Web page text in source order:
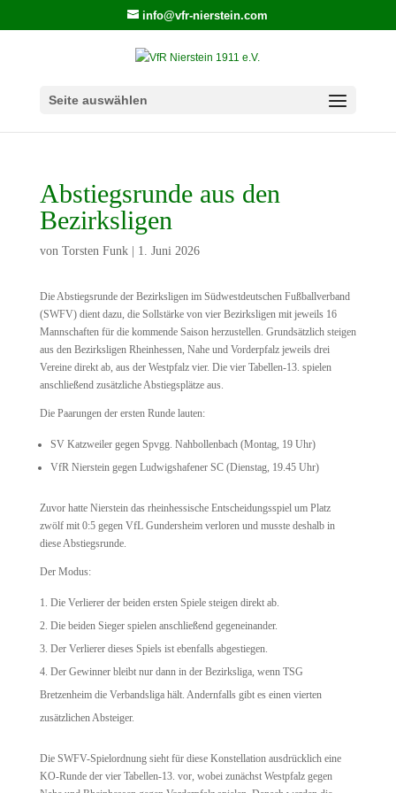
info@vfr-nierstein.com
Seite auswählen
Abstiegsrunde aus den
Bezirksligen
von Torsten Funk| 1. Juni 2026
Die Abstiegsrunde der Bezirksligen im Südwestdeutschen Fußballverband
(SWFV) dient dazu, die Sollstärke von vier Bezirksligen mit jeweils 16
Mannschaften für die kommende Saison herzustellen. Grundsätzlich steigen
aus den Bezirksligen Rheinhessen, Nahe und Vorderpfalz jeweils drei
Vereine direkt ab, aus der Westpfalz vier. Die vier Tabellen-13. spielen
anschließend zusätzliche Abstiegsplätze aus.
Die Paarungen der ersten Runde lauten:
SV Katzweilergegen Spvgg. Nahbollenbach(Montag, 19 Uhr)
VfR Niersteingegen Ludwigshafener SC(Dienstag, 19.45 Uhr)
Zuvor hatte Nierstein das rheinhessische Entscheidungsspiel um Platz
zwölf mit 0:5 gegen VfL Gundersheimverloren und musste deshalb in
diese Abstiegsrunde.
Der Modus:
Die Verlierer der beiden ersten Spiele steigen direkt ab.
Die beiden Sieger spielen anschließend gegeneinander.
Der Verlierer dieses Spiels ist ebenfalls abgestiegen.
Der Gewinner bleibt nur dann in der Bezirksliga, wenn TSG
Bretzenheimdie Verbandsliga hält. Andernfalls gibt es einen vierten
zusätzlichen Absteiger.
Die SWFV-Spielordnung sieht für diese Konstellation ausdrücklich eine
KO-Runde der vier Tabellen-13. vor, wobei zunächst Westpfalz gegen